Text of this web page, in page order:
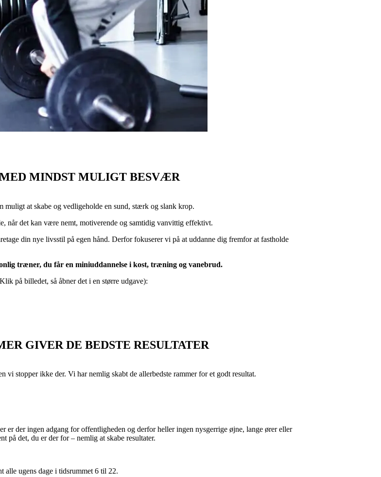
MINDST MULIGT BESVÆR
muligt at skabe og vedligeholde en sund, stærk og slank krop.
når det kan være nemt, motiverende og samtidig vanvittig effektivt.
din nye livsstil på egen hånd. Derfor fokuserer vi på at uddanne dig fremfor at fastholde
træner, du får en miniuddannelse i kost, træning og vanebrud.
på billedet, så åbner det i en større udgave):
GIVER DE BEDSTE RESULTATER
vi stopper ikke der. Vi har nemlig skabt de allerbedste rammer for et godt resultat.
er der ingen adgang for offentligheden og derfor heller ingen nysgerrige øjne, lange ører eller
på det, du er der for – nemlig at skabe resultater.
alle ugens dage i tidsrummet 6 til 22.